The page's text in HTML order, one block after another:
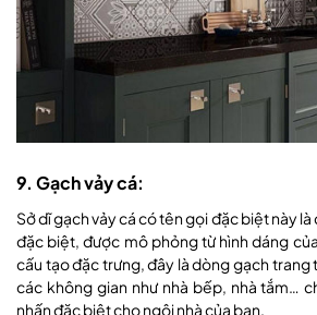
9. Gạch vảy cá:
Sở dĩ gạch vảy cá có tên gọi đặc biệt này
đặc biệt, được mô phỏng từ hình dáng
cấu tạo đặc trưng, đây là dòng gạch trang
các không gian như nhà bếp, nhà tắm…
nhấn đặc biệt cho ngôi nhà của bạn.